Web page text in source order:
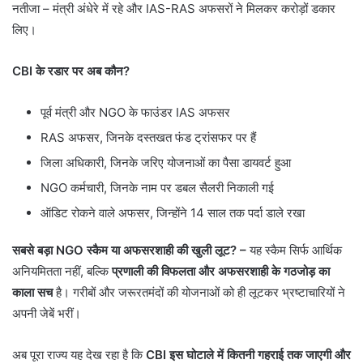
नतीजा – मंत्री अंधेरे में रहे और IAS-RAS अफसरों ने मिलकर करोड़ों डकार
लिए।
CBI के रडार पर अब कौन?
पूर्व मंत्री और NGO के फाउंडर IAS अफसर
RAS अफसर, जिनके दस्तखत फंड ट्रांसफर पर हैं
जिला अधिकारी, जिनके जरिए योजनाओं का पैसा डायवर्ट हुआ
NGO कर्मचारी, जिनके नाम पर डबल सैलरी निकाली गई
ऑडिट रोकने वाले अफसर, जिन्होंने 14 साल तक पर्दा डाले रखा
सबसे बड़ा NGO स्कैम या अफसरशाही की खुली लूट? –यह स्कैम सिर्फ आर्थिक
अनियमितता नहीं, बल्किप्रणाली की विफलता और अफसरशाही के गठजोड़ का
काला सचहै। गरीबों और जरूरतमंदों की योजनाओं को ही लूटकर भ्रष्टाचारियों ने
अपनी जेबें भरीं।
अब पूरा राज्य यह देख रहा है किCBI इस घोटाले में कितनी गहराई तक जाएगी और